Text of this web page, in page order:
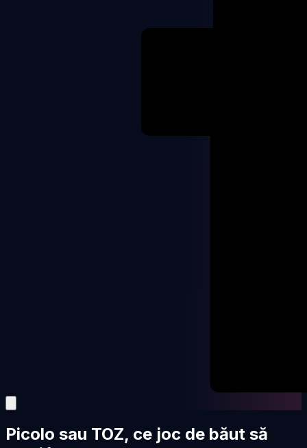
Picolo sau TOZ, ce joc de băut să